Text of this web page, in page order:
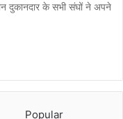
दुकानदार के सभी संघों ने अपने
Popular